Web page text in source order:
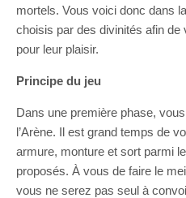
mortels. Vous voici donc dans
choisis par des divinités afin de
pour leur plaisir.
Principe du jeu
Dans une première phase,
l’Arène. Il est grand temps de
armure, monture et sort parmi
proposés. À vous de faire le
vous ne serez pas seul à